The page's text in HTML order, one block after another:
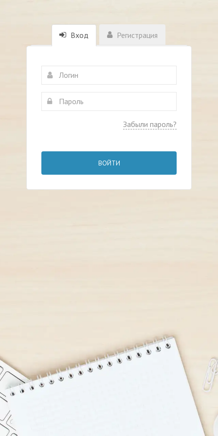
Вход Регистрация
Забыли пароль?
ВОЙТИ